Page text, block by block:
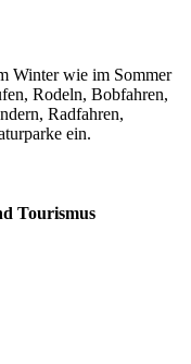
Winter wie im Sommer
Rodeln, Bobfahren,
Radfahren,
ein.
Tourismus